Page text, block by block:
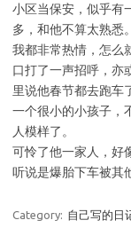
小区当保安，似乎有
多，和他不算太熟悉
我都非常热情，怎么
口打了一声招呼，亦
里说他春节都去跑车
一个很小的小孩子，
人模样了。
可怜了他一家人，好
听说是爆胎下车被其
Category: 自己写的日